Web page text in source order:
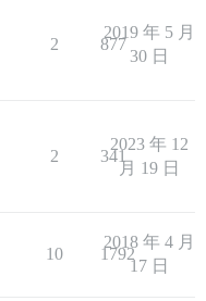
2 877
2019 年 5 月
30 日
2 341
2023 年 12
月 19 日
10 1792
2018 年 4 月
17 日